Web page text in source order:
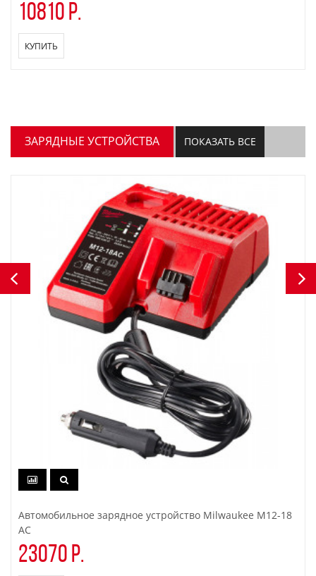
10810 р.
КУПИТЬ
ЗАРЯДНЫЕ УСТРОЙСТВА ПОКАЗАТЬ ВСЕ
Автомобильное зарядное устройство Milwaukee M12-18
AC
23070 р.